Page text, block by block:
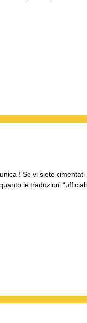
! Se vi siete cimentati
le traduzioni